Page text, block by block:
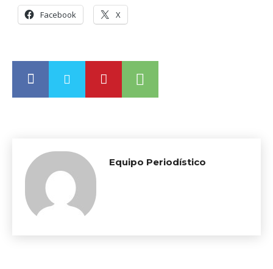
Facebook X
Equipo Periodístico